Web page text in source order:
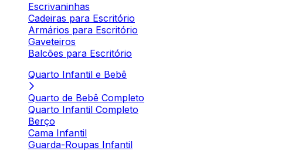
Escrivaninhas
Cadeiras para Escritório
Armários para Escritório
Gaveteiros
Balcões para Escritório
Quarto Infantil e Bebê
Quarto de Bebê Completo
Quarto Infantil Completo
Berço
Cama Infantil
Guarda-Roupas Infantil